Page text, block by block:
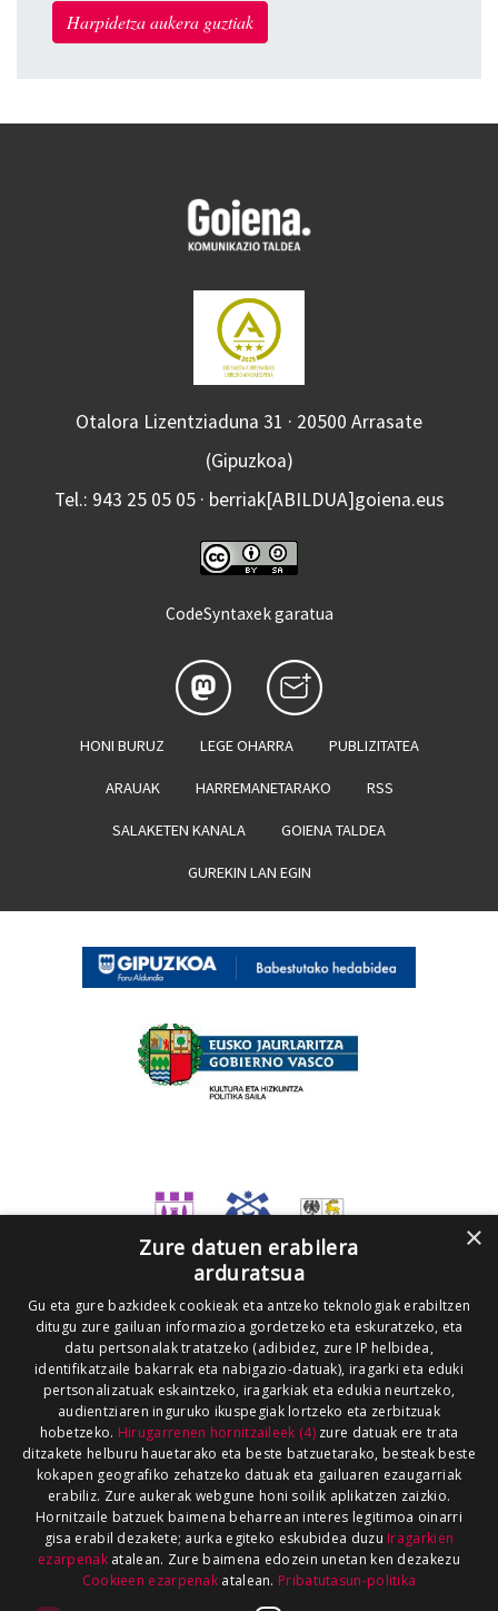
Harpidetza aukera guztiak
Otalora Lizentziaduna 31 · 20500 Arrasate
(Gipuzkoa)
Tel.: 943 25 05 05 · berriak[ABILDUA]goiena.eus
CodeSyntaxek garatua
HONI BURUZ LEGE OHARRA PUBLIZITATEA
ARAUAK HARREMANETARAKO RSS
SALAKETEN KANALA GOIENA TALDEA
GUREKIN LAN EGIN
×
Zure datuen erabilera
arduratsua
Gu eta gure bazkideek cookieak eta antzeko teknologiak erabiltzen
ditugu zure gailuan informazioa gordetzeko eta eskuratzeko, eta
datu pertsonalak tratatzeko (adibidez, zure IP helbidea,
identifikatzaile bakarrak eta nabigazio-datuak), iragarki eta eduki
pertsonalizatuak eskaintzeko, iragarkiak eta edukia neurtzeko,
audientziaren inguruko ikuspegiak lortzeko eta zerbitzuak
hobetzeko. Hirugarrenen hornitzaileek (4)zure datuak ere trata
ditzakete helburu hauetarako eta beste batzuetarako, besteak beste
kokapen geografiko zehatzeko datuak eta gailuaren ezaugarriak
erabiliz. Zure aukerak webgune honi soilik aplikatzen zaizkio.
Hornitzaile batzuek baimena beharrean interes legitimoa oinarri
gisa erabil dezakete; aurka egiteko eskubidea duzu Iragarkien
ezarpenakatalean. Zure baimena edozein unetan ken dezakezu
Cookieen ezarpenak atalean. Pribatutasun-politika